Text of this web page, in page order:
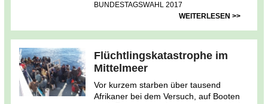
BUNDESTAGSWAHL 2017
WEITERLESEN >>
Flüchtlingskatastrophe im
Mittelmeer
Vor kurzem starben über tausend
Afrikaner bei dem Versuch, auf Booten